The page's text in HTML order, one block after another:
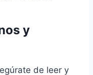
y
de leer y